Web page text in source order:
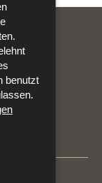
benutzt